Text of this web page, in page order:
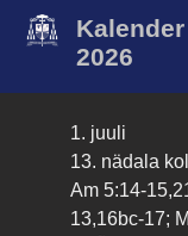
2026
1. juuli
13. nädala
Am 5:14-
13,16bc-17;